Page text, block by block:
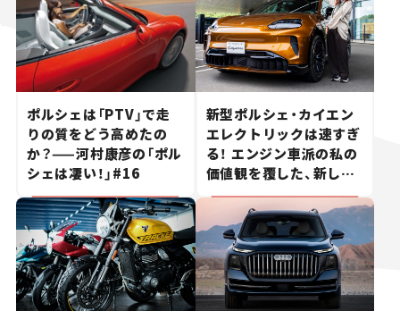
ポルシェは「PTV」で走
りの質をどう高めたの
か？——河村康彦の「ポル
シェは凄い！」#16
新型ポルシェ・カイエン
エレクトリックは速すぎ
る！ エンジン車派の私の
価値観を覆した、新しい
ポルシェの走り。